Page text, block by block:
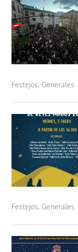
Festejos, Generales
Festejos, Generales